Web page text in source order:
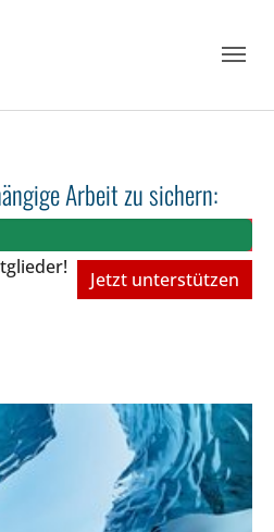
Arbeit zu sichern:
Jetzt unterstützen